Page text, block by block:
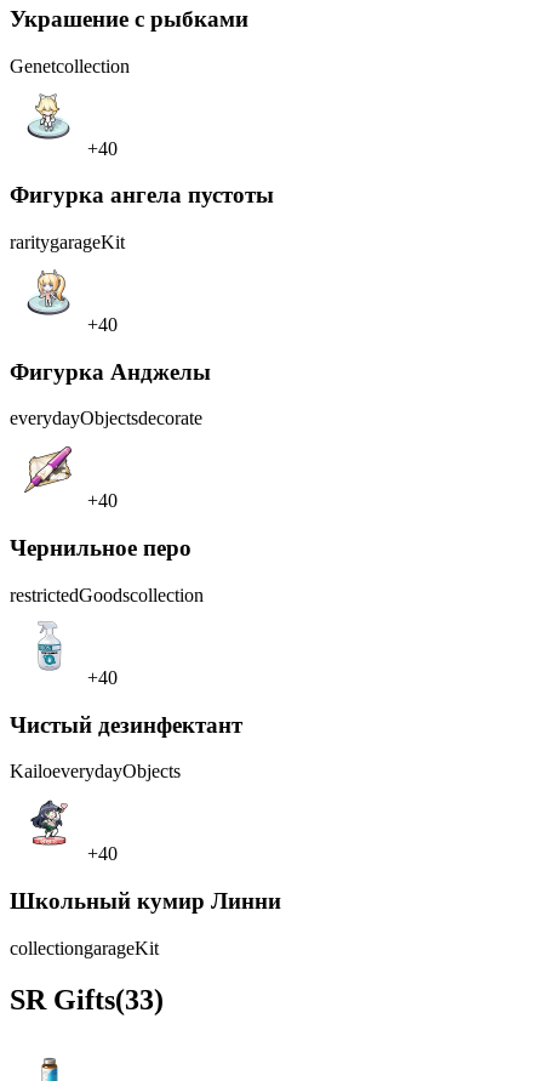
Украшение с рыбками
Genetcollection
+40
Фигурка ангела пустоты
raritygarageKit
+40
Фигурка Анджелы
everydayObjectsdecorate
+40
Чернильное перо
restrictedGoodscollection
+40
Чистый дезинфектант
KailoeverydayObjects
+40
Школьный кумир Линни
collectiongarageKit
SR Gifts(33)